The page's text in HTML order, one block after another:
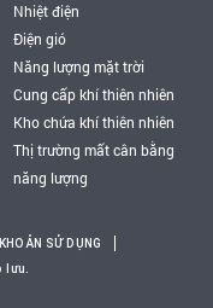
Nhiệt điện
Điện gió
Năng lượng mặt trời
Cung cấp khí thiên nhiên
Kho chứa khí thiên nhiên
Thị trường mất cân bằng
năng lượng
SỬ DỤNG
lưu.